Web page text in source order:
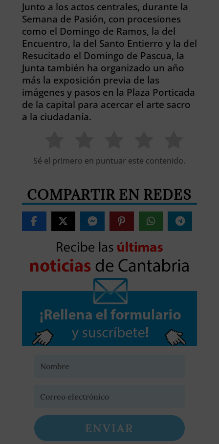
Junto a los actos centrales, durante la
Semana de Pasión, con procesiones
como el Domingo de Ramos, la del
Encuentro, la del Santo Entierro y la del
Resucitado el Domingo de Pascua, la
Junta también ha organizado un año
más la exposición previa de las
imágenes y pasos en la Plaza Porticada
de la capital para acercar el arte sacro
a la ciudadanía.
Sé el primero en puntuar este contenido.
COMPARTIR EN REDES
ENVIAR